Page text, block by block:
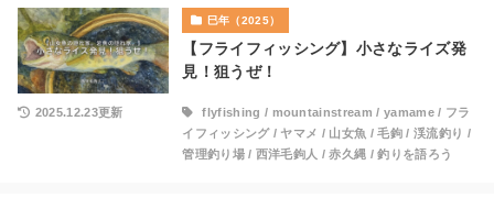
巳年（2025）
【フライフィッシング】小さなライズ発
見！狙うぜ！
2025.12.23更新 flyfishing / mountainstream / yamame/ フラ
イフィッシング/ ヤマメ / 山女魚 /毛鉤 / 渓流釣り /
管理釣り場/ 西洋毛鉤人 /赤久縄 /釣りを語ろう